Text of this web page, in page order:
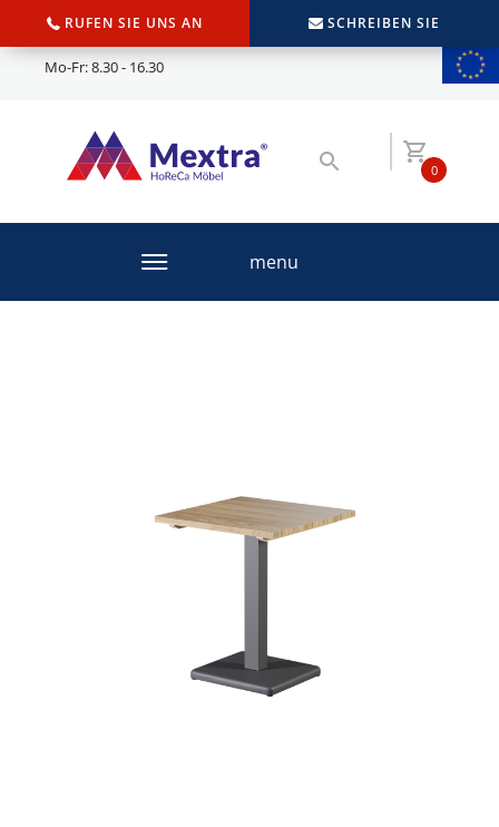
RUFEN SIE UNS AN SCHREIBEN SIE
Mo-Fr: 8.30 - 16.30
0
menu